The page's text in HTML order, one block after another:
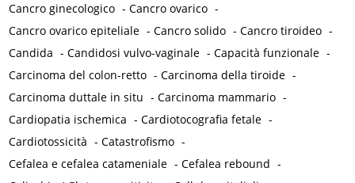
Cancro ginecologico -Cancro ovarico -
Cancro ovarico epiteliale -Cancro solido -Cancro tiroideo -
Candida -Candidosi vulvo-vaginale -Capacità funzionale -
Carcinoma del colon-retto -Carcinoma della tiroide -
Carcinoma duttale in situ -Carcinoma mammario -
Cardiopatia ischemica -Cardiotocografia fetale -
Cardiotossicità -Catastrofismo -
Cefalea e cefalea catameniale -Cefalea rebound -